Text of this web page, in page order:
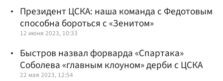
Президент ЦСКА: наша команда с Федотовым
способна бороться с «Зенитом»
12 июня 2023, 10:33
Быстров назвал форварда «Спартака»
Соболева «главным клоуном» дерби с ЦСКА
22 мая 2023, 12:54